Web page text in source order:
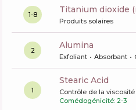
1-8 titanium dioxide
Produits solaires
2 alumina
Exfoliant Absorbant
1
Stearic Acid
Contrôle de la viscosité
Comédogénicité: 2-3